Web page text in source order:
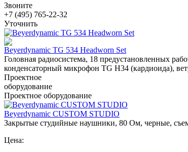
Звоните
+7 (495) 765-22-32
Уточнить
Beyerdynamic TG 534 Headworn Set
Головная радиосистема, 18 предустановленных
конденсаторный микрофон TG H34 (кардиоида),
Проектное
оборудование
Проектное оборудование
Beyerdynamic CUSTOM STUDIO
Закрытые студийные наушники, 80 Ом, черные,
Цена: